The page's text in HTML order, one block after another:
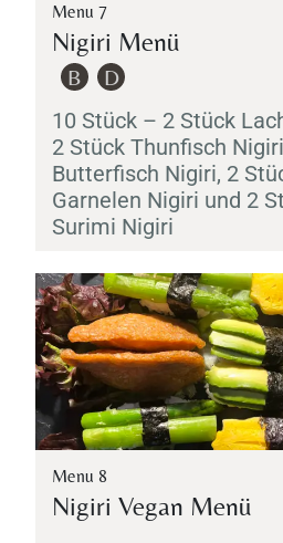
Menu 7
Nigiri Menü
B D
10 Stück – 2 Stück
2 Stück Thunfisch Nigiri
Butterfisch Nigiri, 2
Garnelen Nigiri und 2
Surimi Nigiri
Menu 8
Nigiri Vegan Menü